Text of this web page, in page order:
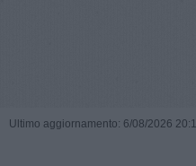
Ultimo aggiornamento: 6/08/2026